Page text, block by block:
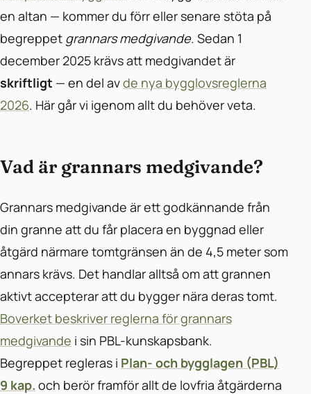
en altan — kommer du förr eller senare stöta på
begreppet grannars medgivande. Sedan 1
december 2025 krävs att medgivandet är
skriftligt — en del avde nya bygglovsreglerna
2026. Här går vi igenom allt du behöver veta.
Vad är grannars medgivande?
Grannars medgivande är ett godkännande från
din granne att du får placera en byggnad eller
åtgärd närmare tomtgränsen än de 4,5 meter som
annars krävs. Det handlar alltså om att grannen
aktivt accepterar att du bygger nära deras tomt.
Boverket beskriver reglerna för grannars
medgivande i sin PBL-kunskapsbank.
Begreppet regleras i Plan- och bygglagen (PBL)
9 kap. och berör framför allt de lovfria åtgärderna